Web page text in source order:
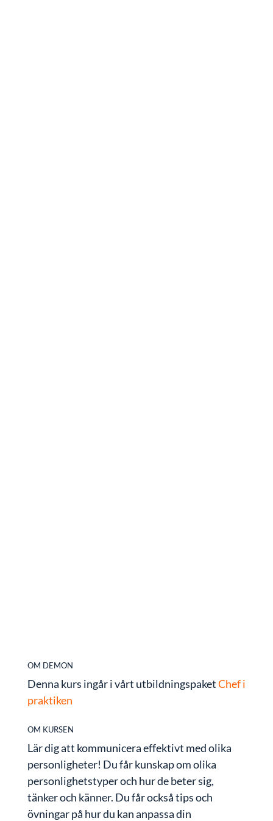
OM DEMON
Denna kurs ingår i vårt utbildningspaketChef i
praktiken
OM KURSEN
Lär dig att kommunicera effektivt med olika
personligheter! Du får kunskap om olika
personlighetstyper och hur de beter sig,
tänker och känner. Du får också tips och
övningar på hur du kan anpassa din